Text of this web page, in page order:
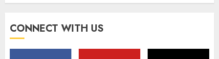
CONNECT WITH US